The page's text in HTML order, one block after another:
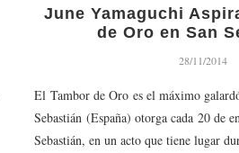
June Yamaguchi
de Oro en San
28/11/2014
El Tambor de Oro es el máximo
Sebastián (España) otorga cada 20 de
Sebastián, en un acto que tiene lugar